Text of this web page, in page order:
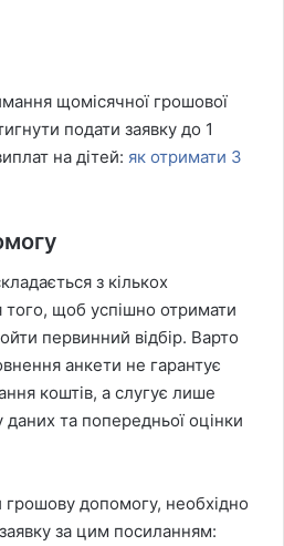
щомісячної грошової
подати заявку до 1
на дітей: як отримати 3
з кількох
того, щоб успішно отримати
первинний відбір. Варто
анкети не гарантує
коштів, а слугує лише
та попередньої оцінки
допомогу, необхідно
за цим посиланням: